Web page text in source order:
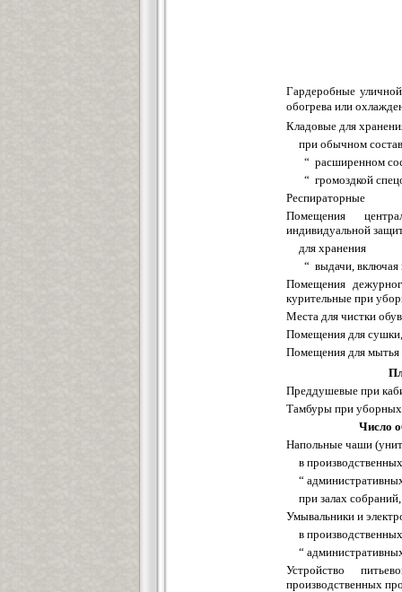
Гардеробные
обогрева или
Кладовые для
при обычном
“ расширенном
“ громоздкой
Респираторные
Помещения
индивидуальной
для хранения
“ выдачи,
Помещения
курительные при
Места для чистки
Помещения для
Помещения для мытья
Преддушевые при
Тамбуры при
Число
Напольные чаши
в
“
при залах
Умывальники и
в
“
Устройство
производственных